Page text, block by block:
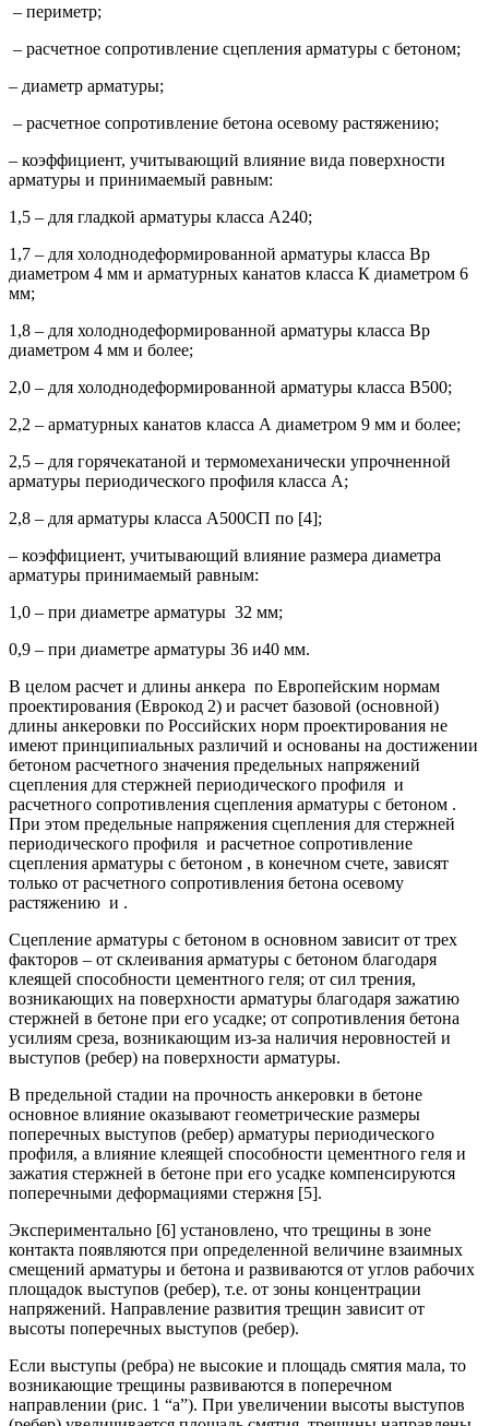
– периметр;
– расчетное сопротивление сцепления арматуры с бетоном;
– диаметр арматуры;
– расчетное сопротивление бетона осевому растяжению;
– коэффициент, учитывающий влияние вида поверхности
арматуры и принимаемый равным:
1,5 – для гладкой арматуры класса А240;
1,7 – для холоднодеформированной арматуры класса Вр
диаметром 4 мм и арматурных канатов класса К диаметром 6
мм;
1,8 – для холоднодеформированной арматуры класса Вр
диаметром 4 мм и более;
2,0 – для холоднодеформированной арматуры класса В500;
2,2 – арматурных канатов класса А диаметром 9 мм и более;
2,5 – для горячекатаной и термомеханически упрочненной
арматуры периодического профиля класса А;
2,8 – для арматуры класса А500СП по [4];
– коэффициент, учитывающий влияние размера диаметра
арматуры принимаемый равным:
1,0 – при диаметре арматуры 32 мм;
0,9 – при диаметре арматуры 36 и40 мм.
В целом расчет и длины анкера по Европейским нормам
проектирования (Еврокод 2) и расчет базовой (основной)
длины анкеровки по Российских норм проектирования не
имеют принципиальных различий и основаны на достижении
бетоном расчетного значения предельных напряжений
сцепления для стержней периодического профиля и
расчетного сопротивления сцепления арматуры с бетоном .
При этом предельные напряжения сцепления для стержней
периодического профиля и расчетное сопротивление
сцепления арматуры с бетоном , в конечном счете, зависят
только от расчетного сопротивления бетона осевому
растяжению и .
Сцепление арматуры с бетоном в основном зависит от трех
факторов – от склеивания арматуры с бетоном благодаря
клеящей способности цементного геля; от сил трения,
возникающих на поверхности арматуры благодаря зажатию
стержней в бетоне при его усадке; от сопротивления бетона
усилиям среза, возникающим из-за наличия неровностей и
выступов (ребер) на поверхности арматуры.
В предельной стадии на прочность анкеровки в бетоне
основное влияние оказывают геометрические размеры
поперечных выступов (ребер) арматуры периодического
профиля, а влияние клеящей способности цементного геля и
зажатия стержней в бетоне при его усадке компенсируются
поперечными деформациями стержня [5].
Экспериментально [6] установлено, что трещины в зоне
контакта появляются при определенной величине взаимных
смещений арматуры и бетона и развиваются от углов рабочих
площадок выступов (ребер), т.е. от зоны концентрации
напряжений. Направление развития трещин зависит от
высоты поперечных выступов (ребер).
Если выступы (ребра) не высокие и площадь смятия мала, то
возникающие трещины развиваются в поперечном
направлении (рис. 1 “а”). При увеличении высоты выступов